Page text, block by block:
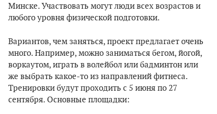
Минске. Участвовать могут люди всех возрастов и
любого уровня физической подготовки.
Вариантов, чем заняться, проект предлагает очень
много. Например, можно заниматься бегом, йогой,
воркаутом, играть в волейбол или бадминтон или
же выбрать какое-то из направлений фитнеса.
Тренировки будут проходить с 5 июня по 27
сентября. Основные площадки: